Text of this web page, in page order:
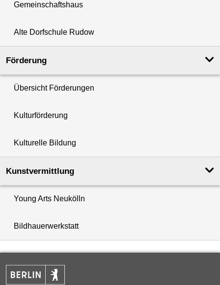
Gemeinschaftshaus
Alte Dorfschule Rudow
Förderung
Übersicht Förderungen
Kulturförderung
Kulturelle Bildung
Kunstvermittlung
Young Arts Neukölln
Bildhauerwerkstatt